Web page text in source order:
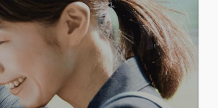
總價
490萬
1,808